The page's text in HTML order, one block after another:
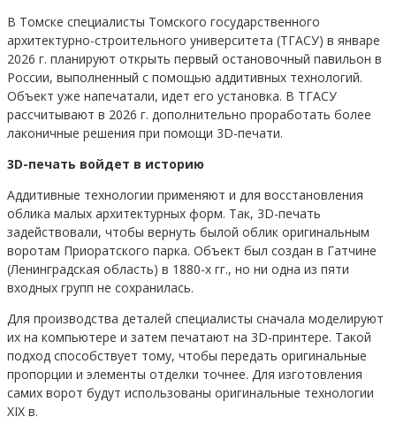
В Томске специалисты Томского государственного
архитектурно-строительного университета (ТГАСУ) в январе
2026 г. планируют открыть первый остановочный павильон в
России, выполненный с помощью аддитивных технологий.
Объект уже напечатали, идет его установка. В ТГАСУ
рассчитывают в 2026 г. дополнительно проработать более
лаконичные решения при помощи 3D-печати.
3D-печать войдет в историю
Аддитивные технологии применяют и для восстановления
облика малых архитектурных форм. Так, 3D-печать
задействовали, чтобы вернуть былой облик оригинальным
воротам Приоратского парка. Объект был создан в Гатчине
(Ленинградская область) в 1880-х гг., но ни одна из пяти
входных групп не сохранилась.
Для производства деталей специалисты сначала моделируют
их на компьютере и затем печатают на 3D-принтере. Такой
подход способствует тому, чтобы передать оригинальные
пропорции и элементы отделки точнее. Для изготовления
самих ворот будут использованы оригинальные технологии
XIX в.